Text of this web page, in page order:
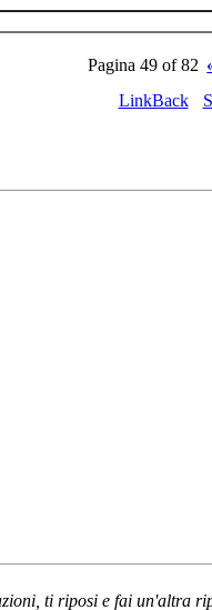
Pagina 49 of 82
LinkBack
ti riposi e fai un'altra